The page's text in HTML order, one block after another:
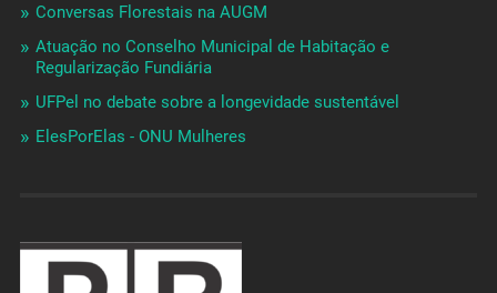
Conversas Florestais na AUGM
Atuação no Conselho Municipal de Habitação e
Regularização Fundiária
UFPel no debate sobre a longevidade sustentável
ElesPorElas - ONU Mulheres